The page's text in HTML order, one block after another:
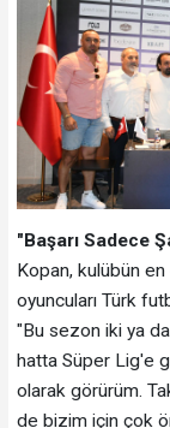
"Başarı Sadece
Kopan, kulübün
oyuncuları Türk
"Bu sezon iki ya
hatta Süper Lig'e
olarak görürüm.
de bizim için çok